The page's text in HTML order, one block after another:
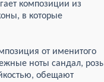
композиции из
в которые
от именитого
ноты сандал,
обещают